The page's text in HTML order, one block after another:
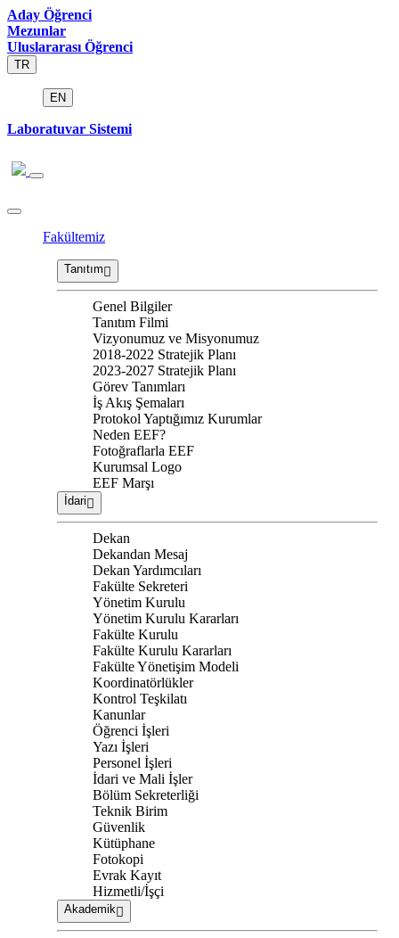
Aday Öğrenci
Mezunlar
Uluslararası Öğrenci
TR
EN
Laboratuvar Sistemi
Fakültemiz
Tanıtım
Genel Bilgiler
Tanıtım Filmi
Vizyonumuz ve Misyonumuz
2018-2022 Stratejik Planı
2023-2027 Stratejik Planı
Görev Tanımları
İş Akış Şemaları
Protokol Yaptığımız Kurumlar
Neden EEF?
Fotoğraflarla EEF
Kurumsal Logo
EEF Marşı
İdari
Dekan
Dekandan Mesaj
Dekan Yardımcıları
Fakülte Sekreteri
Yönetim Kurulu
Yönetim Kurulu Kararları
Fakülte Kurulu
Fakülte Kurulu Kararları
Fakülte Yönetişim Modeli
Koordinatörlükler
Kontrol Teşkilatı
Kanunlar
Öğrenci İşleri
Yazı İşleri
Personel İşleri
İdari ve Mali İşler
Bölüm Sekreterliği
Teknik Birim
Güvenlik
Kütüphane
Fotokopi
Evrak Kayıt
Hizmetli/İşçi
Akademik